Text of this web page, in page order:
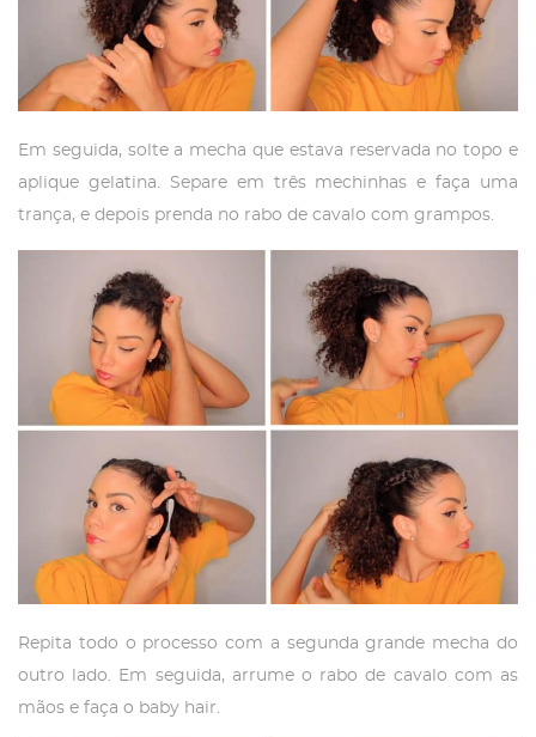
Em seguida, solte a mecha que estava reservada no topo e
aplique gelatina. Separe em três mechinhas e faça uma
trança, e depois prenda no rabo de cavalo com grampos.
Repita todo o processo com a segunda grande mecha do
outro lado. Em seguida, arrume o rabo de cavalo com as
mãos e faça o baby hair.